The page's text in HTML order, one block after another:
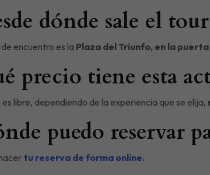
dónde sale el
encuentro es la Plaza del Triunfo, en la
precio tiene esta
es libre, dependiendo de la experiencia que se elija,
puedo reservar
tu reserva de forma online.